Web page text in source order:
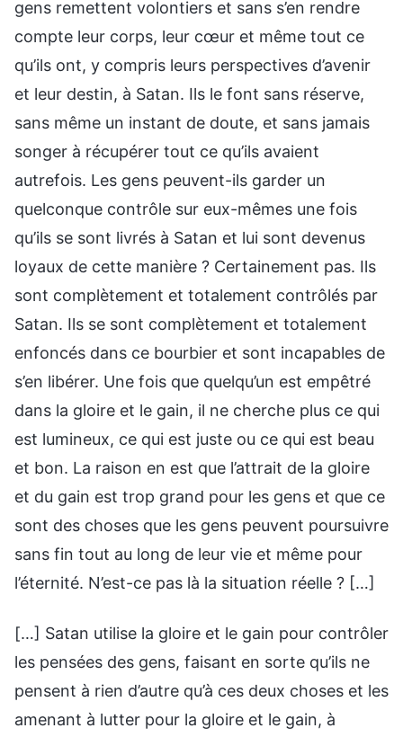
gens remettent volontiers et sans s’en rendre
compte leur corps, leur cœur et même tout ce
qu’ils ont, y compris leurs perspectives d’avenir
et leur destin, à Satan. Ils le font sans réserve,
sans même un instant de doute, et sans jamais
songer à récupérer tout ce qu’ils avaient
autrefois. Les gens peuvent-ils garder un
quelconque contrôle sur eux-mêmes une fois
qu’ils se sont livrés à Satan et lui sont devenus
loyaux de cette manière ? Certainement pas. Ils
sont complètement et totalement contrôlés par
Satan. Ils se sont complètement et totalement
enfoncés dans ce bourbier et sont incapables de
s’en libérer. Une fois que quelqu’un est empêtré
dans la gloire et le gain, il ne cherche plus ce qui
est lumineux, ce qui est juste ou ce qui est beau
et bon. La raison en est que l’attrait de la gloire
et du gain est trop grand pour les gens et que ce
sont des choses que les gens peuvent poursuivre
sans fin tout au long de leur vie et même pour
l’éternité. N’est-ce pas là la situation réelle ? […]
[…] Satan utilise la gloire et le gain pour contrôler
les pensées des gens, faisant en sorte qu’ils ne
pensent à rien d’autre qu’à ces deux choses et les
amenant à lutter pour la gloire et le gain, à